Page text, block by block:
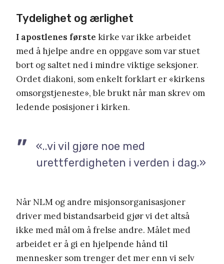
Tydelighet og ærlighet
I apostlenes første kirke var ikke arbeidet
med å hjelpe andre en oppgave som var stuet
bort og saltet ned i mindre viktige seksjoner.
Ordet diakoni, som enkelt forklart er «kirkens
omsorgstjeneste», ble brukt når man skrev om
ledende posisjoner i kirken.
«..vi vil gjøre noe med
urettferdigheten i verden i dag.»
Når NLM og andre misjonsorganisasjoner
driver med bistandsarbeid gjør vi det altså
ikke med mål om å frelse andre. Målet med
arbeidet er å gi en hjelpende hånd til
mennesker som trenger det mer enn vi selv